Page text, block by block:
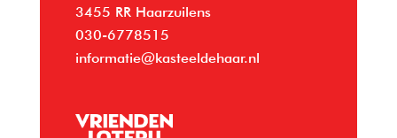
3455 RR Haarzuilens
030-6778515
informatie@kasteeldehaar.nl